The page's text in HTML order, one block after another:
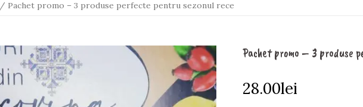
/ Pachet promo – 3 produse perfecte pentru sezonul rece
Pachet promo – 3 produse
28.00lei